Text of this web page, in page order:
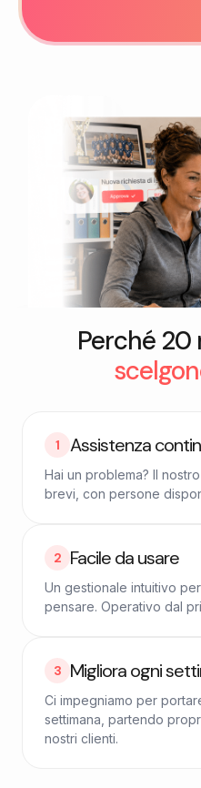
Perché 20
1 Assistenza
Hai un problema? Il
brevi, con persone
2 Facile da usare
Un gestionale intuitivo
pensare. Operativo dal
3 Migliora ogni
Ci impegniamo per
settimana, partendo
nostri clienti.